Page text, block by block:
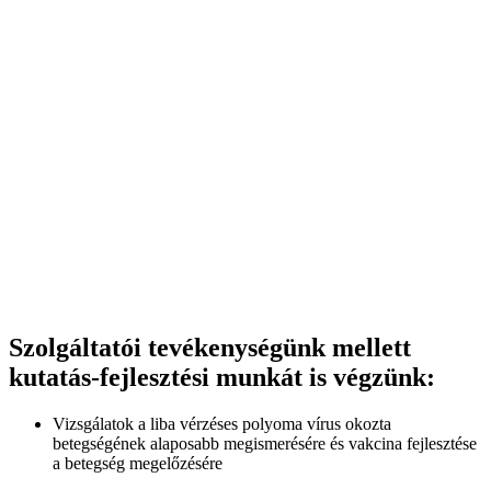
Szolgáltatói tevékenységünk mellett
kutatás-fejlesztési munkát is végzünk:
Vizsgálatok a liba vérzéses polyoma vírus okozta
betegségének alaposabb megismerésére és vakcina fejlesztése
a betegség megelőzésére